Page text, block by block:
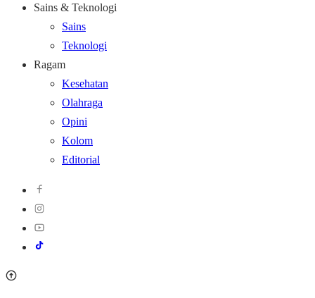
Sains & Teknologi
Sains
Teknologi
Ragam
Kesehatan
Olahraga
Opini
Kolom
Editorial